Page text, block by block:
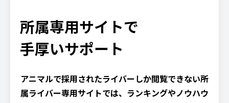
所属専用サイトで
手厚いサポート
アニマルで採用されたライバーしか閲覧できない所
属ライバー専用サイトでは、ランキングやノウハウ